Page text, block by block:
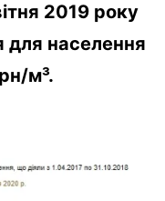
2019 року
для населення
м³.